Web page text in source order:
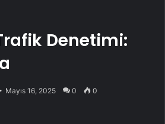
Denetimi:
Mayıs 16, 2025 0 0